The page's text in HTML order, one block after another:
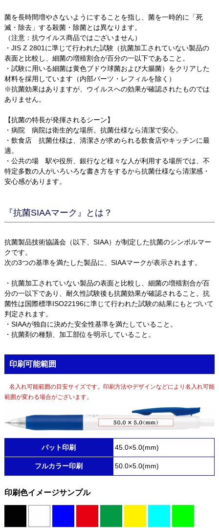
菌を長時間増やさないようにすることを指し、菌を一時的に「死
滅・除去」する殺菌・除菌とは異なります。
（注意：抗ウイルス商品ではございません）
・JIS Z 2801に準じて行われた試験（抗菌加工されていない製品の
表面と比較し、細菌の増殖割合が百分の一以下であること。
・試験に用いる細菌は黄色ブドウ球菌および大腸菌）をクリアした
材料を採用しています（内部パーツ・レフィルを除く）
※抗菌効果はありますが、ウイルスへの効果が確認されたものでは
ありません。
【抗菌の特長が発揮されるシーン】
・病院 病院は衛生的な場所。抗菌仕様なら清潔で安心。
・飲食店 抗菌仕様は、清潔さが求められる飲食店やキッチンに最
適。
・公共の場 駅や役所、銀行など様々な人が利用する場所では、不
特定多数の人がいろいろな書き方をするから抗菌仕様なら清潔感・
安心感があります。
『抗菌SIAAマーク』とは？
抗菌製品技術協議会（以下、SIAA）が制定した抗菌のシンボルマー
クです。
次の3つの基準を満たした製品に、SIAAマークが表示されます。
・抗菌加工されていない製品の表面と比較し、細菌の増殖割合が百
分の一以下であり、耐久性試験後も抗菌効果が確認されること。抗
菌性は国際標準ISO22196に準じて行われた試験の結果にもとづいて
判定されます。
・SIAAが独自に決めた安全性基準を満たしていること。
・抗菌剤の種類、加工部位を明示していること。
印刷可能範囲
名入れ可能範囲の目安サイズです。印刷方法やデザインなどにより名入れ可能
範囲が変わる場合がございます。
パット印刷 45.0×5.0(mm)
フルカラー印刷 50.0×5.0(mm)
印刷色イメージサンプル